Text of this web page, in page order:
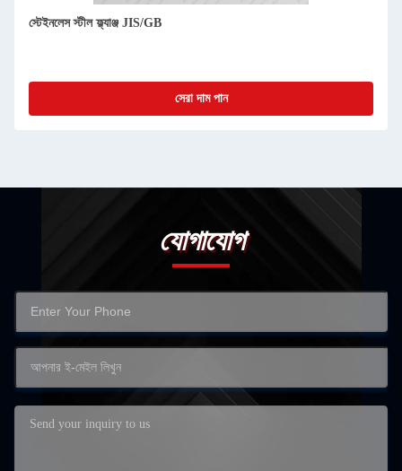
স্টেইনলেস স্টীল ফ্ল্যাঞ্জ JIS/GB
সেরা দাম পান
যোগাযোগ